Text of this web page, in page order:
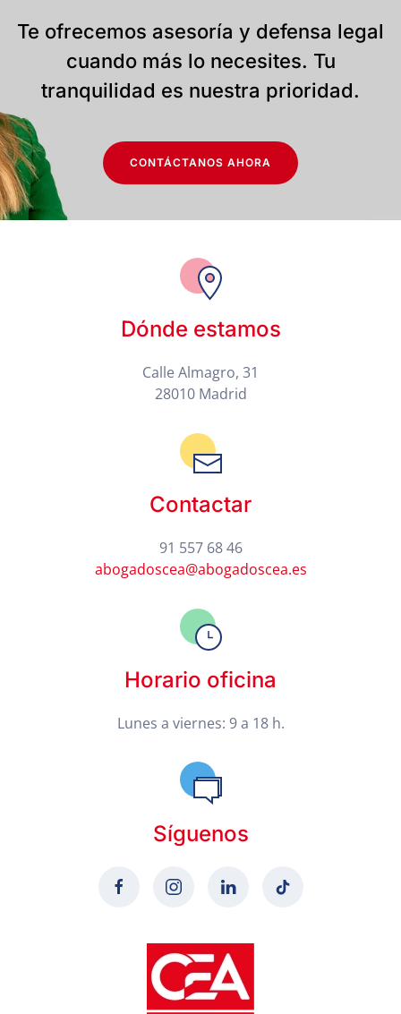
Te ofrecemos asesoría y defensa legal
cuando más lo necesites. Tu
tranquilidad es nuestra prioridad.
CONTÁCTANOS AHORA
Dónde estamos
Calle Almagro, 31
28010 Madrid
Contactar
91 557 68 46
abogadoscea@abogadoscea.es
Horario oficina
Lunes a viernes: 9 a 18 h.
Síguenos